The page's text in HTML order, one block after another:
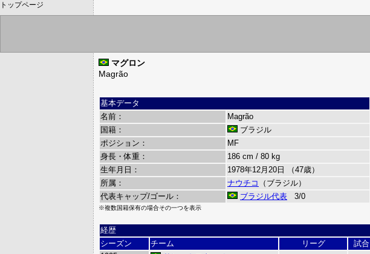
トップページ
マグロン
Magrão
基本データ
名前：
Magrão
国籍：
ブラジル
ポジション：
MF
身長・体重：
186 cm / 80 kg
生年月日：
1978年12月20日 （47歳）
所属：
ナウチコ
（ブラジル）
代表キャップ/ゴール：
ブラジル代表 3/0
※複数国籍保有の場合その一つを表示
経歴
シーズン
チーム リーグ 試合